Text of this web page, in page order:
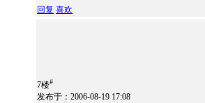
回复 喜欢
7楼#
发布于：2006-08-19 17:08